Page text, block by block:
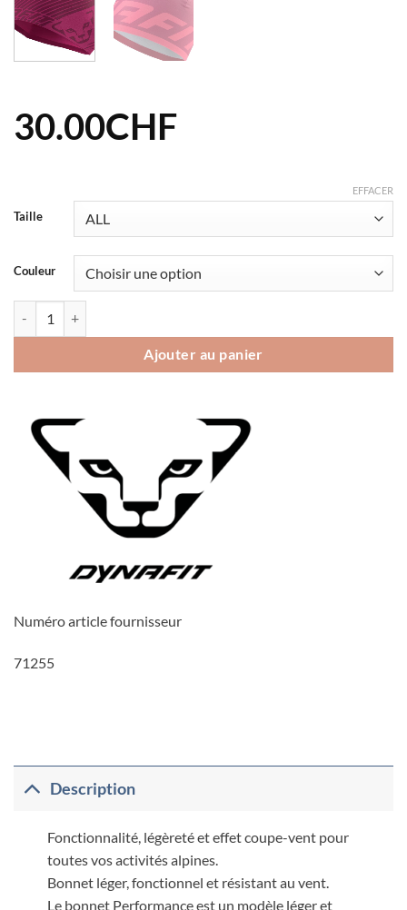
30.00CHF
Taille
Couleur
EFFACER
Ajouter au panier
Numéro article fournisseur
71255
Description
Fonctionnalité, légèreté et effet coupe-vent pour
toutes vos activités alpines.
Bonnet léger, fonctionnel et résistant au vent.
Le bonnet Performance est un modèle léger et